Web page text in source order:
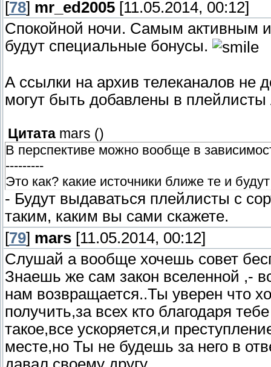
[78] mr_ed2005 [11.05.2014, 00:12]
Спокойной ночи. Самым активным
будут специальные бонусы.
А ссылки на архив телеканалов не
могут быть добавлены в
Цитата mars ()
В перспективе можно вообще в
---------
Это как? какие источники ближе те и
- Будут выдаваться плейлисты с
таким, каким вы сами скажете.
[79] mars [11.05.2014, 00:12]
Слушай а вообще хочешь совет
Знаешь же сам закон вселенной ,-
нам возвращается..Ты уверен что
получить,за всех кто благодаря
такое,все ускоряется,и
месте,но Ты не будешь за него в